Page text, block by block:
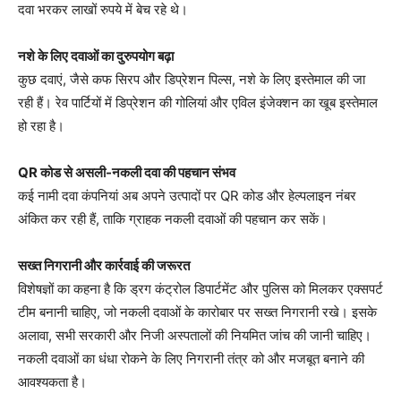
दवा भरकर लाखों रुपये में बेच रहे थे।
नशे के लिए दवाओं का दुरुपयोग बढ़ा
कुछ दवाएं, जैसे कफ सिरप और डिप्रेशन पिल्स, नशे के लिए इस्तेमाल की जा
रही हैं। रेव पार्टियों में डिप्रेशन की गोलियां और एविल इंजेक्शन का खूब इस्तेमाल
हो रहा है।
QR कोड से असली-नकली दवा की पहचान संभव
कई नामी दवा कंपनियां अब अपने उत्पादों पर QR कोड और हेल्पलाइन नंबर
अंकित कर रही हैं, ताकि ग्राहक नकली दवाओं की पहचान कर सकें।
सख्त निगरानी और कार्रवाई की जरूरत
विशेषज्ञों का कहना है कि ड्रग कंट्रोल डिपार्टमेंट और पुलिस को मिलकर एक्सपर्ट
टीम बनानी चाहिए, जो नकली दवाओं के कारोबार पर सख्त निगरानी रखे। इसके
अलावा, सभी सरकारी और निजी अस्पतालों की नियमित जांच की जानी चाहिए।
नकली दवाओं का धंधा रोकने के लिए निगरानी तंत्र को और मजबूत बनाने की
आवश्यकता है।